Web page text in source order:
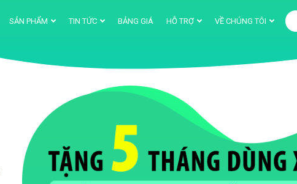
SẢN PHẨM TIN TỨC BẢNG GIÁ HỖ TRỢ VỀ CHÚNG TÔI